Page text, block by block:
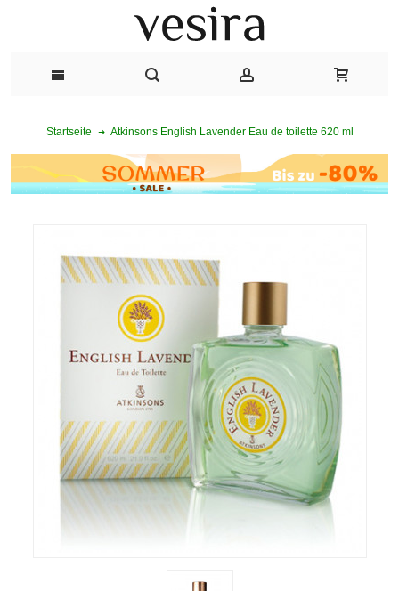
Startseite Atkinsons English Lavender Eau de toilette 620 ml